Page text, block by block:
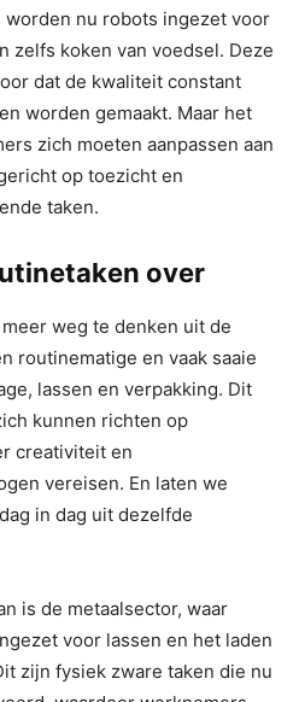
nu robots ingezet voor
zelfs koken van voedsel. Deze
dat de kwaliteit constant
worden gemaakt. Maar het
zich moeten aanpassen aan
op toezicht en
taken.
over
weg te denken uit de
routinematige en vaak saaie
lassen en verpakking. Dit
kunnen richten op
creativiteit en
vereisen. En laten we
in dag uit dezelfde
is de metaalsector, waar
voor lassen en het laden
zijn fysiek zware taken die nu